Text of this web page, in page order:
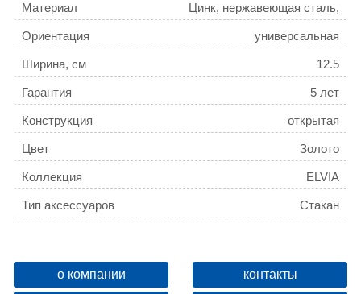
Материал
Цинк, нержавеющая сталь,
керамика
Ориентация
универсальная
Ширина, см 12.5
Гарантия 5 лет
Конструкция открытая
Цвет Золото
Коллекция ELVIA
Тип аксессуаров Стакан
Название товара
Стакан керамический Azario
ELVIA, золото (AZ91106Q)
ID
136653
о компании контакты